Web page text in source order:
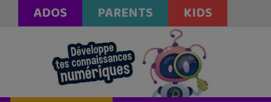
ADOS PARENTS KIDS